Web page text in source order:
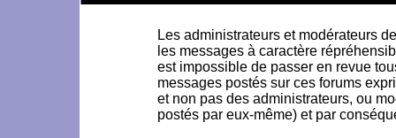
Les administrateurs et modérateurs
les messages à caractère
est impossible de passer en revue
messages postés sur ces forums
et non pas des administrateurs, ou
postés par eux-même) et par